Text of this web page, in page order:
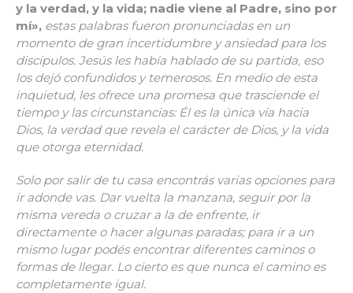
y la verdad, y la vida; nadie viene al Padre, sino por
mí», estas palabras fueron pronunciadas en un
momento de gran incertidumbre y ansiedad para los
discípulos. Jesús les había hablado de su partida, eso
los dejó confundidos y temerosos. En medio de esta
inquietud, les ofrece una promesa que trasciende el
tiempo y las circunstancias: Él es la única vía hacia
Dios, la verdad que revela el carácter de Dios, y la vida
que otorga eternidad.
Solo por salir de tu casa encontrás varias opciones para
ir adonde vas. Dar vuelta la manzana, seguir por la
misma vereda o cruzar a la de enfrente, ir
directamente o hacer algunas paradas; para ir a un
mismo lugar podés encontrar diferentes caminos o
formas de llegar. Lo cierto es que nunca el camino es
completamente igual.